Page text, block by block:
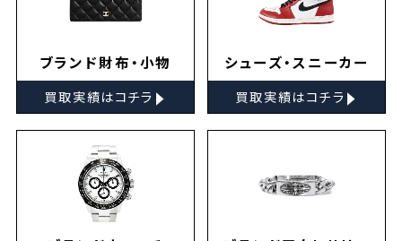
ブランド財布・小物
買取実績はコチラ ▸
シューズ・スニーカー
買取実績はコチラ ▸